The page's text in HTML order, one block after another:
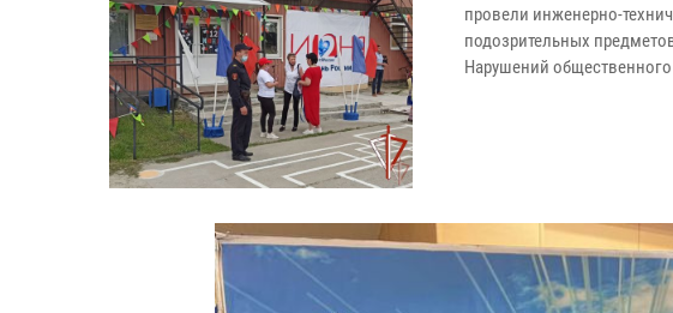
провели инженерно-
подозрительных
Нарушений